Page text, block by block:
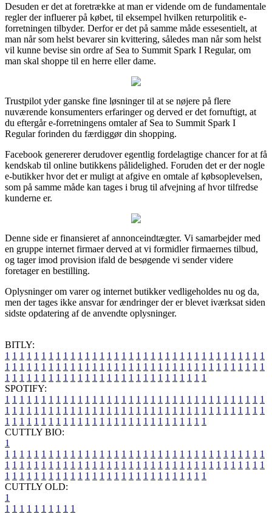
Desuden er det at foretrække at man er vidende om de fundamentale
regler der influerer på købet, til eksempel hvilken returpolitik e-
forretningen tilbyder. Derfor er det på samme måde essesentielt, at
man når som helst bevarer sin kvittering, således man når som helst
vil kunne bevise sin ordre af Sea to Summit Spark I Regular, om
man skal shoppe til en herre eller dame.
Trustpilot yder ganske fine løsninger til at se nøjere på flere
nuværende konsumenters erfaringer og derved er det fornuftigt, at
du eftergår e-forretningens omtaler af Sea to Summit Spark I
Regular forinden du færdiggør din shopping.
Facebook genererer derudover egentlig fordelagtige chancer for at få
kendskab til online butikkens pålidelighed. Foruden det er der nogle
e-butikker hvor det er muligt at afgive en omtale af købsoplevelsen,
som på samme måde kan tages i brug til afvejning af hvor tilfredse
kunderne er.
Denne side er finansieret af annonceindtægter. Vi samarbejder med
en gruppe internet firmaer derved at vi formidler firmaernes tilbud,
og tager imod provision ifald de besøgende vi sender videre
foretager en bestilling.
Oplysninger om varer og internet butikker vedligeholdes nu og da,
men der tages ikke ansvar for ændringer der er blevet iværksat siden
sidste opdatering af de anvendte oplysninger.
BITLY:
1 1 1 1 1 1 1 1 1 1 1 1 1 1 1 1 1 1 1 1 1 1 1 1 1 1 1 1 1 1 1 1 1 1 1 1
1 1 1 1 1 1 1 1 1 1 1 1 1 1 1 1 1 1 1 1 1 1 1 1 1 1 1 1 1 1 1 1 1 1 1 1
1 1 1 1 1 1 1 1 1 1 1 1 1 1 1 1 1 1 1 1 1 1 1 1 1 1 1 1
SPOTIFY:
1 1 1 1 1 1 1 1 1 1 1 1 1 1 1 1 1 1 1 1 1 1 1 1 1 1 1 1 1 1 1 1 1 1 1 1
1 1 1 1 1 1 1 1 1 1 1 1 1 1 1 1 1 1 1 1 1 1 1 1 1 1 1 1 1 1 1 1 1 1 1 1
1 1 1 1 1 1 1 1 1 1 1 1 1 1 1 1 1 1 1 1 1 1 1 1 1 1 1 1
CUTTLY BIO:
1
1 1 1 1 1 1 1 1 1 1 1 1 1 1 1 1 1 1 1 1 1 1 1 1 1 1 1 1 1 1 1 1 1 1 1 1
1 1 1 1 1 1 1 1 1 1 1 1 1 1 1 1 1 1 1 1 1 1 1 1 1 1 1 1 1 1 1 1 1 1 1 1
1 1 1 1 1 1 1 1 1 1 1 1 1 1 1 1 1 1 1 1 1 1 1 1 1 1 1 1
CUTTLY OLD:
1
1 1 1 1 1 1 1 1 1 1